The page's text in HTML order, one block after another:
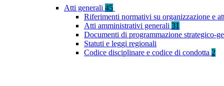
Atti generali 45
Riferimenti normativi su organizzazione e
Atti amministrativi generali 31
Documenti di programmazione strategico-
Statuti e leggi regionali
Codice disciplinare e codice di condotta 2